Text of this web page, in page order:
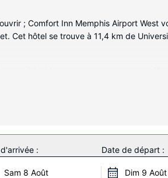
; Comfort Inn Memphis Airport
Cet hôtel se trouve à 11,4 km de
permet de rester en contact avec le
fitness par exemple) et des nombreux
commun.
:
Sam 8 Août
Date de départ :
Dim 9 Août